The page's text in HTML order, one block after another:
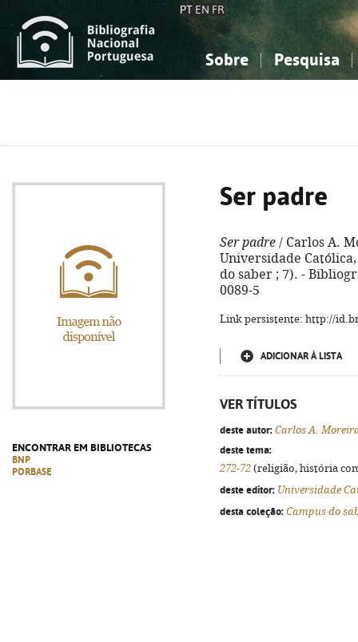
PT EN FR
Sobre Pesquisa
ENCONTRAR EM BIBLIOTECAS
BNP
PORBASE
Ser padre
Ser padre / Carlos A.
Universidade Católica,
do saber ; 7). -
0089-5
Link persistente: http://
ADICIONAR À LISTA
VER TÍTULOS
deste autor: Carlos A.
deste tema:
272-72 (religião, história
deste editor: Universidade
desta coleção: Campus do